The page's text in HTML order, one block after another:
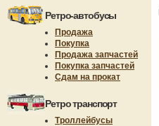
Ретро-автобусы
Продажа
Покупка
Продажа запчастей
Покупка запчастей
Сдам на прокат
Ретро транспорт
Троллейбусы